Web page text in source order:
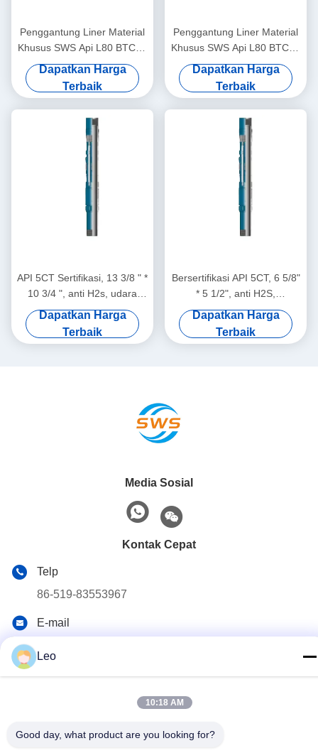
Penggantung Liner Material
Khusus SWS Api L80 BTC13
3/8"*7 5/8" dengan Set
Mekanis untuk Penggunaan
Ladang Minyak Tersedia
Sekarang
Dapatkan Harga
Terbaik
Penggantung Liner Material
Khusus SWS Api L80 BTC13
3/8"*7 5/8" dengan Set
Mekanis untuk Penggunaan
Ladang Minyak Tersedia
Sekarang
Dapatkan Harga
Terbaik
API 5CT Sertifikasi, 13 3/8 " *
10 3/4 ", anti H2s, udara
Seal Buckle Liner gantungan
Cocok untuk Onshore &
Offshore Wellhead Operasi.
Dapatkan Harga
Terbaik
Bersertifikasi API 5CT, 6 5/8"
* 5 1/2", anti H2S,
Gantungan Liner Gesper
Segel Udara Cocok untuk
Operasi Kepala Sumur Darat
Dapatkan Harga
Terbaik
Media Sosial
Kontak Cepat
Telp
86-519-83553967
E-mail
Taman Industri berteknologi tinggi zona Wujin, Changzhou,
Leo
10:18 AM
Good day, what product are you looking for?